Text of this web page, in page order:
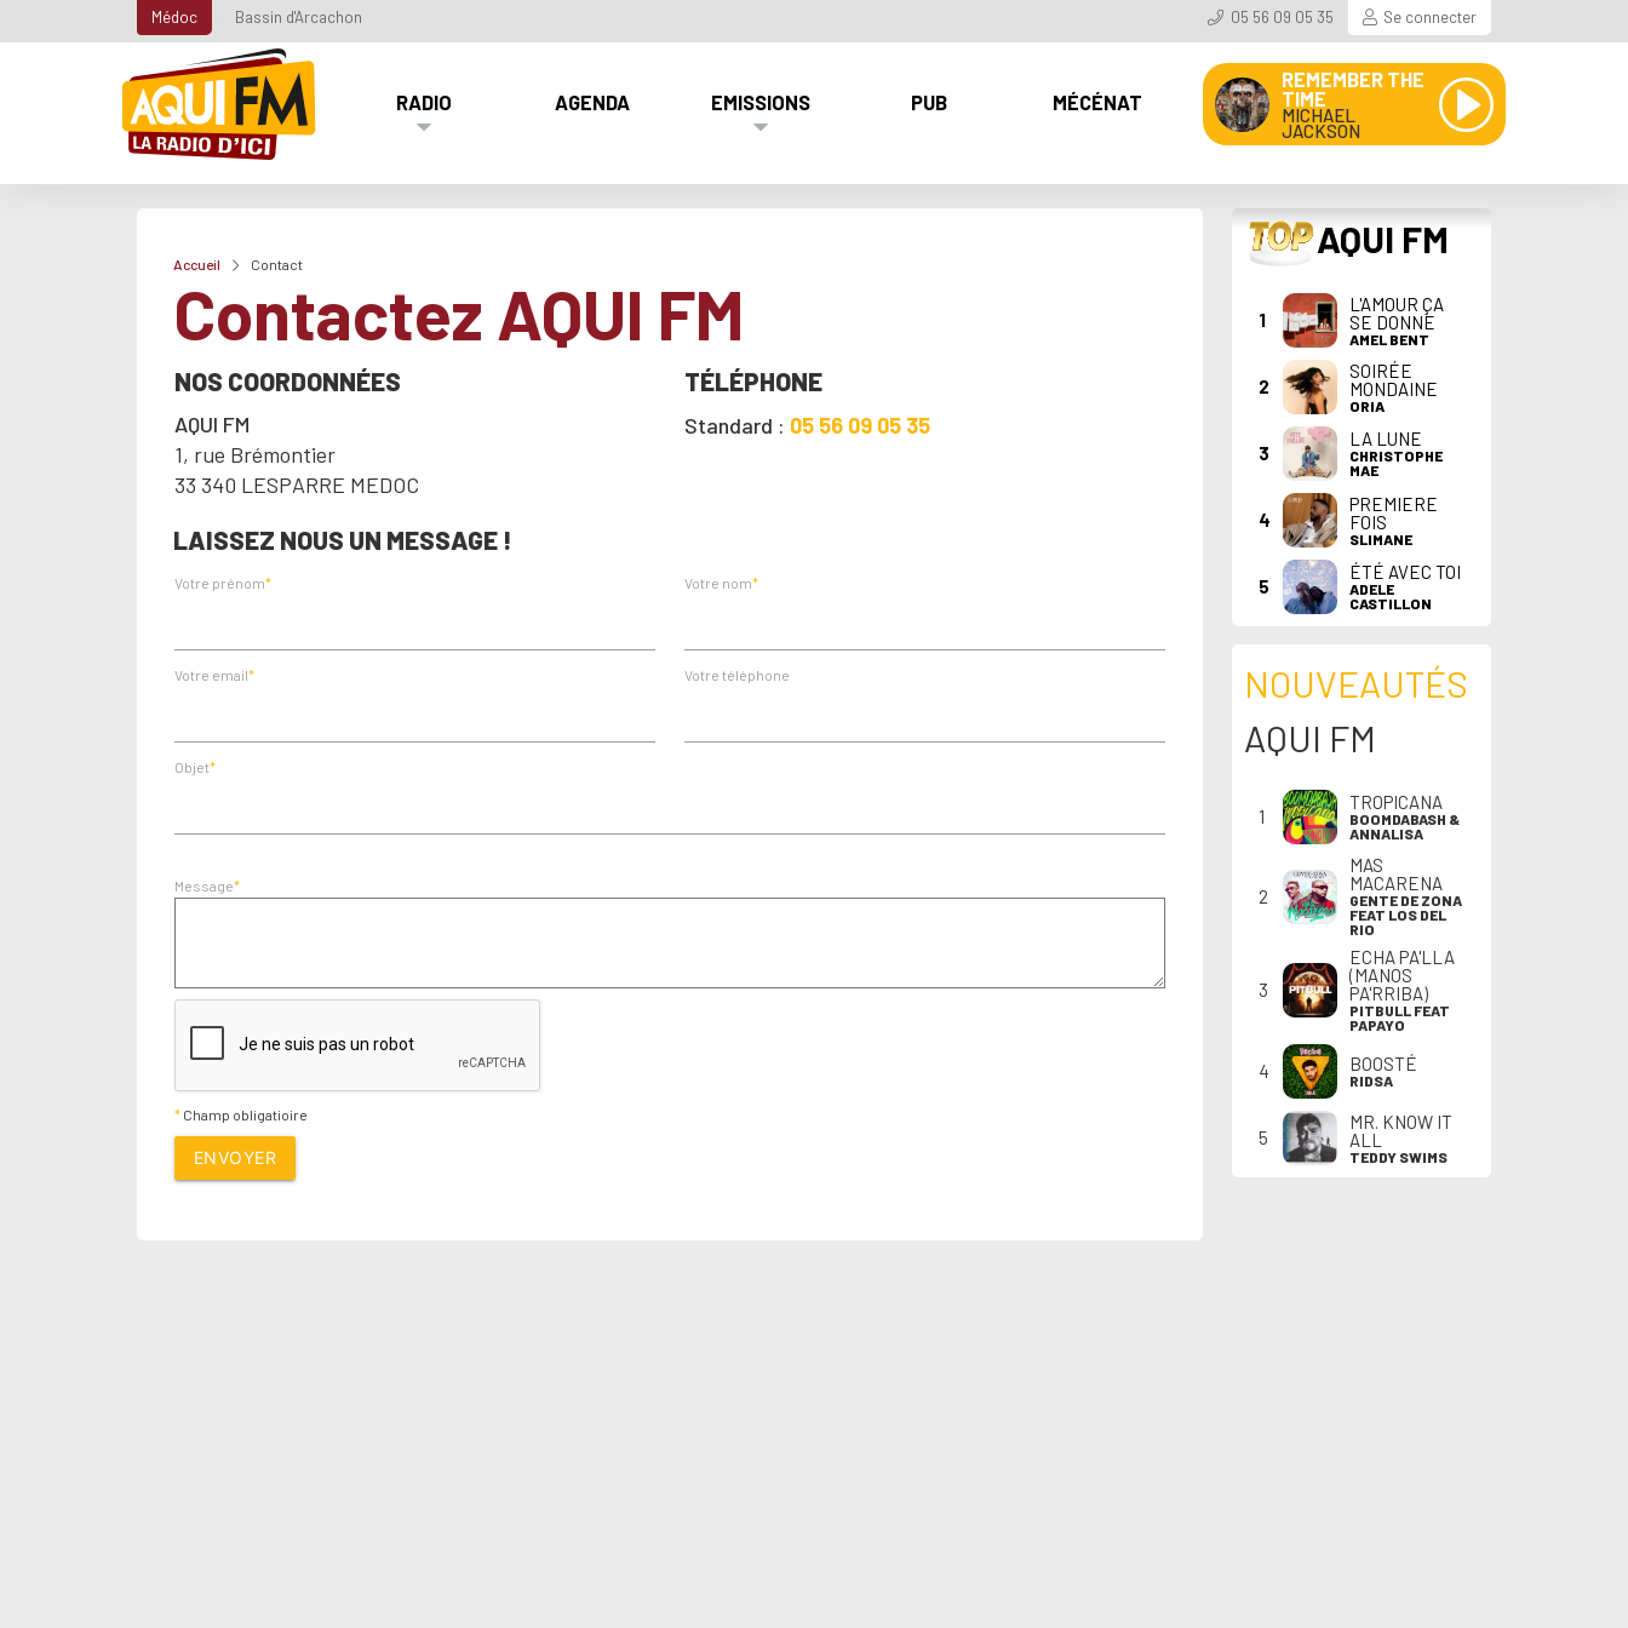
Médoc Bassin d'Arcachon 05 56 09 05 35 Se connecter
RADIO AGENDA EMISSIONS PUB MÉCÉNAT
REMEMBER THE
TIME
MICHAEL
JACKSON
Accueil Contact
Contactez AQUI FM
NOS COORDONNÉES
AQUI FM
1, rue Brémontier
33 340 LESPARRE MEDOC
TÉLÉPHONE
Standard : 05 56 09 05 35
LAISSEZ NOUS UN MESSAGE !
Votre prénom Votre nom
Votre email Votre téléphone
Objet
Message
*Champ obligatioire
ENVOYER
TOP AQUI FM
1
L'AMOUR ÇA
SE DONNE
AMEL BENT
2
SOIRÉE
MONDAINE
ORIA
3
LA LUNE
CHRISTOPHE
MAE
4
PREMIERE
FOIS
SLIMANE
5
ÉTÉ AVEC TOI
ADELE
CASTILLON
NOUVEAUTÉS
AQUI FM
1
TROPICANA
BOOMDABASH &
ANNALISA
2
MAS
MACARENA
GENTE DE ZONA
FEAT LOS DEL
RIO
3
ECHA PA'LLA
(MANOS
PA'RRIBA)
PITBULL FEAT
PAPAYO
4 BOOSTÉ
RIDSA
5
MR. KNOW IT
ALL
TEDDY SWIMS